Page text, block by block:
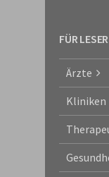
FÜR LESER
Ärzte
Kliniken